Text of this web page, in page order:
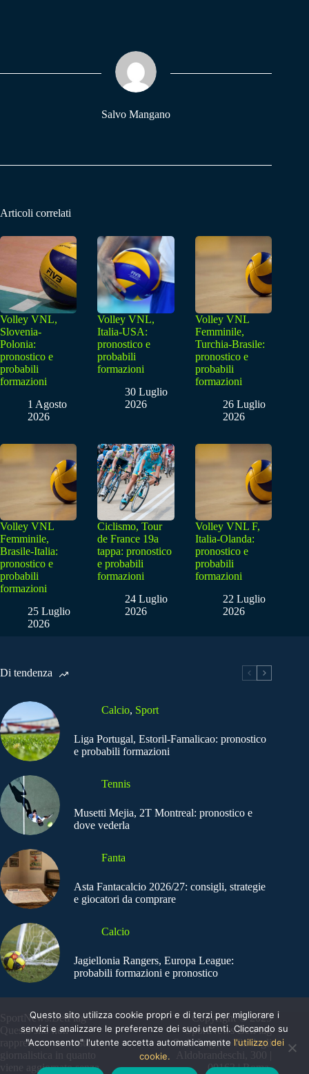
pp m
Salvo Mangano
Articoli correlati
Volley VNL,
Slovenia-
Polonia:
pronostico e
probabili
formazioni
1 Agosto
2026
Volley VNL,
Italia-USA:
pronostico e
probabili
formazioni
30 Luglio
2026
Volley VNL
Femminile,
Turchia-Brasile:
pronostico e
probabili
formazioni
26 Luglio
2026
Volley VNL
Femminile,
Brasile-Italia:
pronostico e
probabili
formazioni
25 Luglio
2026
Ciclismo, Tour
de France 19a
tappa: pronostico
e probabili
formazioni
24 Luglio
2026
Volley VNL F,
Italia-Olanda:
pronostico e
probabili
formazioni
22 Luglio
2026
Di tendenza
Calcio, Sport
Liga Portugal, Estoril-Famalicao: pronostico
e probabili formazioni
Tennis
Musetti Mejia, 2T Montreal: pronostico e
dove vederla
Fanta
Asta Fantacalcio 2026/27: consigli, strategie
e giocatori da comprare
Calcio
Jagiellonia Rangers, Europa League:
probabili formazioni e pronostico
SportNews.BetFlag -
Questo sito non
rappresenta una testata
giornalistica in quanto
viene aggiornato senza
Copyright © 2025
SportNews BetFlag
Sede Legale: Via degli
Aldobrandeschi, 300 |
00163 | Roma
Questo sito utilizza cookie propri e di terzi per migliorare i
servizi e analizzare le preferenze dei suoi utenti. Cliccando su
"Acconsento" l'utente accetta automaticamente l'utilizzo dei
cookie.